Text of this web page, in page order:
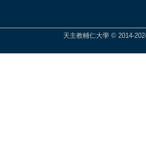
天主教輔仁大學 © 2014-